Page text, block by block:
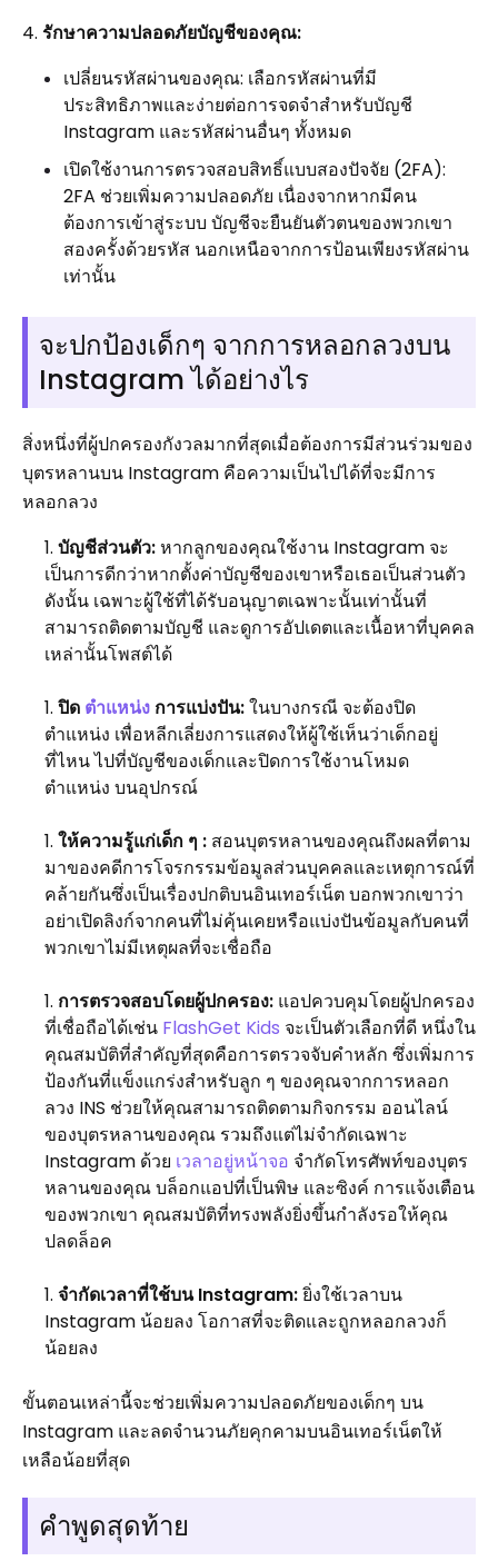
4. รักษาความปลอดภัยบัญชีของคุณ:
เปลี่ยนรหัสผ่านของคุณ: เลือกรหัสผ่านที่มี
ประสิทธิภาพและง่ายต่อการจดจำสำหรับบัญชี
Instagram และรหัสผ่านอื่นๆ ทั้งหมด
เปิดใช้งานการตรวจสอบสิทธิ์แบบสองปัจจัย (2FA):
2FA ช่วยเพิ่มความปลอดภัย เนื่องจากหากมีคน
ต้องการเข้าสู่ระบบ บัญชีจะยืนยันตัวตนของพวกเขา
สองครั้งด้วยรหัส นอกเหนือจากการป้อนเพียงรหัสผ่าน
เท่านั้น
จะปกป้องเด็กๆ จากการหลอกลวงบน
Instagram ได้อย่างไร
สิ่งหนึ่งที่ผู้ปกครองกังวลมากที่สุดเมื่อต้องการมีส่วนร่วมของ
บุตรหลานบน Instagram คือความเป็นไปได้ที่จะมีการ
หลอกลวง
บัญชีส่วนตัว:หากลูกของคุณใช้งาน Instagram จะ
เป็นการดีกว่าหากตั้งค่าบัญชีของเขาหรือเธอเป็นส่วนตัว
ดังนั้น เฉพาะผู้ใช้ที่ได้รับอนุญาตเฉพาะนั้นเท่านั้นที่
สามารถติดตามบัญชี และดูการอัปเดตและเนื้อหาที่บุคคล
เหล่านั้นโพสต์ได้
ปิด ตำแหน่ง การแบ่งปัน:ในบางกรณี จะต้องปิด
ตำแหน่ง เพื่อหลีกเลี่ยงการแสดงให้ผู้ใช้เห็นว่าเด็กอยู่
ที่ไหน ไปที่บัญชีของเด็กและปิดการใช้งานโหมด
ตำแหน่ง บนอุปกรณ์
ให้ความรู้แก่เด็ก ๆ : สอนบุตรหลานของคุณถึงผลที่ตาม
มาของคดีการโจรกรรมข้อมูลส่วนบุคคลและเหตุการณ์ที่
คล้ายกันซึ่งเป็นเรื่องปกติบนอินเทอร์เน็ต บอกพวกเขาว่า
อย่าเปิดลิงก์จากคนที่ไม่คุ้นเคยหรือแบ่งปันข้อมูลกับคนที่
พวกเขาไม่มีเหตุผลที่จะเชื่อถือ
การตรวจสอบโดยผู้ปกครอง: แอปควบคุมโดยผู้ปกครอง
ที่เชื่อถือได้เช่น FlashGet Kids จะเป็นตัวเลือกที่ดี หนึ่งใน
คุณสมบัติที่สำคัญที่สุดคือการตรวจจับคำหลัก ซึ่งเพิ่มการ
ป้องกันที่แข็งแกร่งสำหรับลูก ๆ ของคุณจากการหลอก
ลวง INS ช่วยให้คุณสามารถติดตามกิจกรรม ออนไลน์
ของบุตรหลานของคุณ รวมถึงแต่ไม่จำกัดเฉพาะ
Instagram ด้วย เวลาอยู่หน้าจอ จำกัดโทรศัพท์ของบุตร
หลานของคุณ บล็อกแอปที่เป็นพิษ และซิงค์ การแจ้งเตือน
ของพวกเขา คุณสมบัติที่ทรงพลังยิ่งขึ้นกำลังรอให้คุณ
ปลดล็อค
จำกัดเวลาที่ใช้บน Instagram:ยิ่งใช้เวลาบน
Instagram น้อยลง โอกาสที่จะติดและถูกหลอกลวงก็
น้อยลง
ขั้นตอนเหล่านี้จะช่วยเพิ่มความปลอดภัยของเด็กๆ บน
Instagram และลดจำนวนภัยคุกคามบนอินเทอร์เน็ตให้
เหลือน้อยที่สุด
คำพูดสุดท้าย